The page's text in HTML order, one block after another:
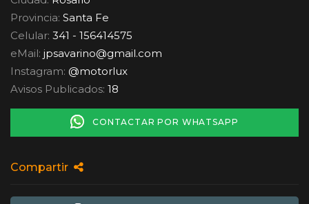
Provincia: Santa Fe
Celular: 341 - 156414575
eMail: jpsavarino@gmail.com
Instagram: @motorlux
Avisos Publicados: 18
CONTACTAR POR WHATSAPP
Compartir